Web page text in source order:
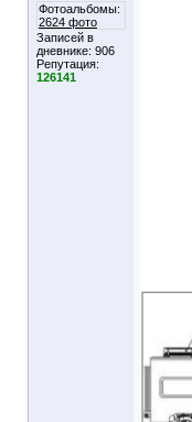
Фотоальбомы:
2624 фото
Записей в
дневнике: 906
Репутация:
126141